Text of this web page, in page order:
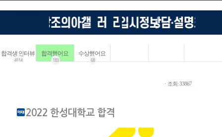
합격생 인터뷰
4114
합격했어요
183
수상했어요
68
ㆍ조회: 33867
2022 한성대학교 합격